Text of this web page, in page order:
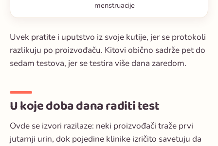
menstruacije
Uvek pratite i uputstvo iz svoje kutije, jer se protokoli
razlikuju po proizvođaču. Kitovi obično sadrže pet do
sedam testova, jer se testira više dana zaredom.
U koje doba dana raditi test
Ovde se izvori razilaze: neki proizvođači traže prvi
jutarnji urin, dok pojedine klinike izričito savetuju da